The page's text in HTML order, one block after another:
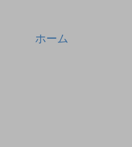
ホーム